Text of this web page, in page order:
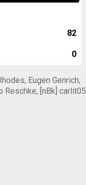
82
0
Eugen Genrich,
Reschke, [nBk] carlit05